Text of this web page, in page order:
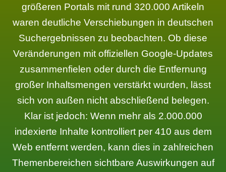
größeren Portals mit rund 320.000 Artikeln
waren deutliche Verschiebungen in deutschen
Suchergebnissen zu beobachten. Ob diese
Veränderungen mit offiziellen Google-Updates
zusammenfielen oder durch die Entfernung
großer Inhaltsmengen verstärkt wurden, lässt
sich von außen nicht abschließend belegen.
Klar ist jedoch: Wenn mehr als 2.000.000
indexierte Inhalte kontrolliert per 410 aus dem
Web entfernt werden, kann dies in zahlreichen
Themenbereichen sichtbare Auswirkungen auf